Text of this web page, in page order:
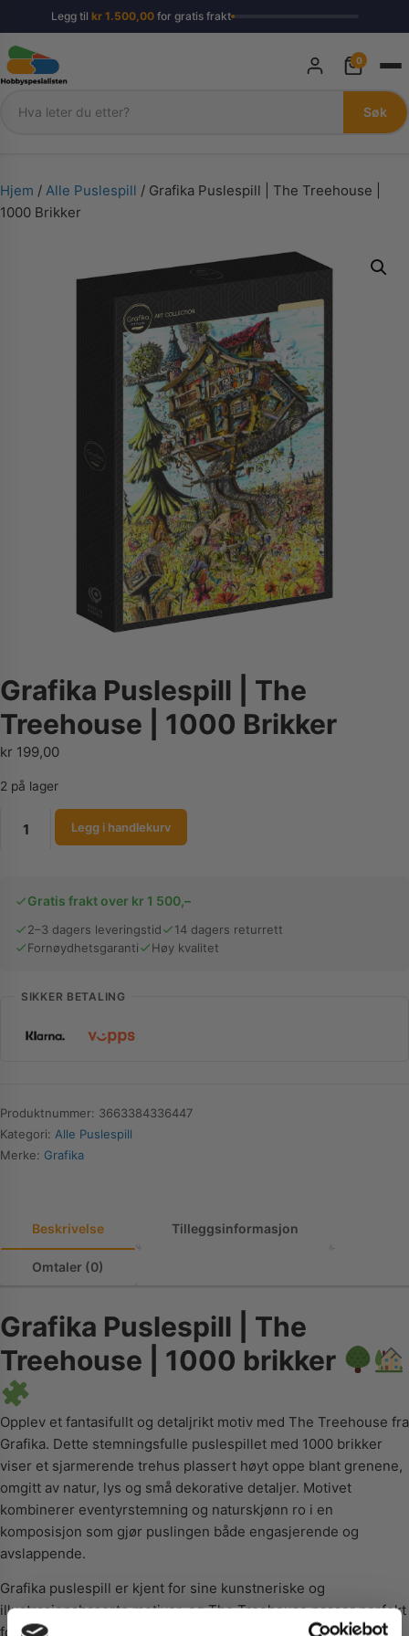
Legg til kr1.500,00for gratis frakt
Søk
Søk
0
Hjem / Alle Puslespill / Grafika Puslespill | The Treehouse |
1000 Brikker
Grafika Puslespill | The
Treehouse | 1000 Brikker
kr 199,00
2 på lager
Puslespill
Treehouse
1000
antall
Legg i handlekurv
Gratis frakt over kr 1 500,–
2–3 dagers leveringstid
14 dagers returrett
Fornøydhetsgaranti
Høy kvalitet
SIKKER BETALING
Produktnummer: 3663384336447
Kategori: Alle Puslespill
Merke: Grafika
Beskrivelse Tilleggsinformasjon
Omtaler (0)
Grafika Puslespill | The
Treehouse | 1000 brikker
Opplev et fantasifullt og detaljrikt motiv med The Treehouse fra
Grafika. Dette stemningsfulle puslespillet med 1000 brikker
viser et sjarmerende trehus plassert høyt oppe blant grenene,
omgitt av natur, lys og små dekorative detaljer. Motivet
kombinerer eventyrstemning og naturskjønn ro i en
komposisjon som gjør puslingen både engasjerende og
avslappende.
Grafika puslespill er kjent for sine kunstneriske og
illustrasjonsbaserte motiver, og The Treehouse passer perfekt
for deg som liker naturmotiv med fantasi og mange små